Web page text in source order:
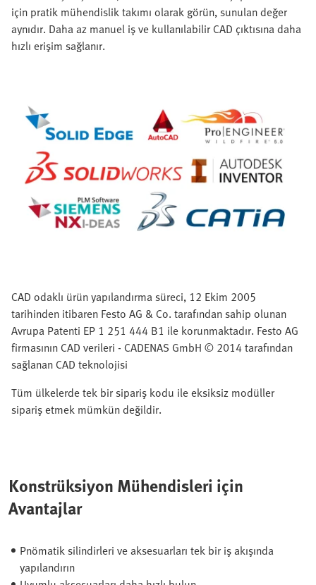
için pratik mühendislik takımı olarak görün, sunulan değer
aynıdır. Daha az manuel iş ve kullanılabilir CAD çıktısına daha
hızlı erişim sağlanır.
CAD odaklı ürün yapılandırma süreci, 12 Ekim 2005
tarihinden itibaren Festo AG & Co. tarafından sahip olunan
Avrupa Patenti EP 1 251 444 B1 ile korunmaktadır. Festo AG
firmasının CAD verileri - CADENAS GmbH © 2014 tarafından
sağlanan CAD teknolojisi
Tüm ülkelerde tek bir sipariş kodu ile eksiksiz modüller
sipariş etmek mümkün değildir.
Konstrüksiyon Mühendisleri için
Avantajlar
Pnömatik silindirleri ve aksesuarları tek bir iş akışında
yapılandırın